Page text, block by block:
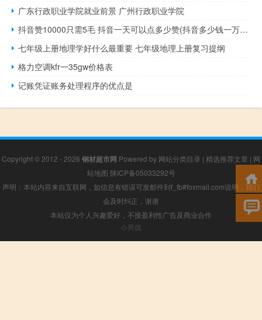
广东行政职业学院就业前景 广州行政职业学院
抖音赞10000只需5毛 抖音一天可以点多少赞(抖音多少钱一万赞)
七年级上册地理学好什么最重要 七年级地理上册复习提纲
格力空调kfr一35gw价格表
记账凭证账务处理程序的优点是
Copyright © 2012 - 2026 钢材超市网 Powered by 网站分类目录 | 精选推荐文章 | 网
站地图 陕ICP备05033292号
声明：本站内容来自互联网，如信息有错误可发邮件到f_fb#foxmail.com说明，我们
会及时纠正，谢谢
本站仅为个人兴趣爱好，不接盈利性广告及商业合作
小男孩